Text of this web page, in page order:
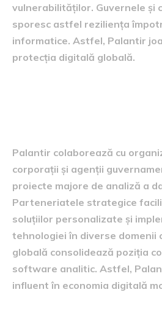
vulnerabilităților. Guvernele și
sporesc astfel reziliența
informatice. Astfel, Palantir
protecția digitală globală.
Palantir colaborează cu
corporații și agenții
proiecte majore de analiză a
Parteneriatele strategice
soluțiilor personalizate și
tehnologiei în diverse domenii
globală consolidează poziția
software analitic. Astfel,
influent în economia digitală